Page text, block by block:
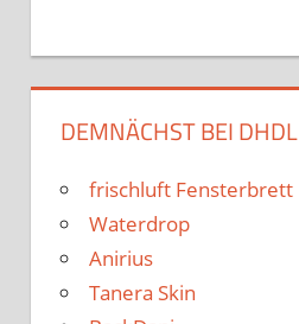
DEMNÄCHST BEI DHDL
frischluft Fensterbrett
Waterdrop
Anirius
Tanera Skin